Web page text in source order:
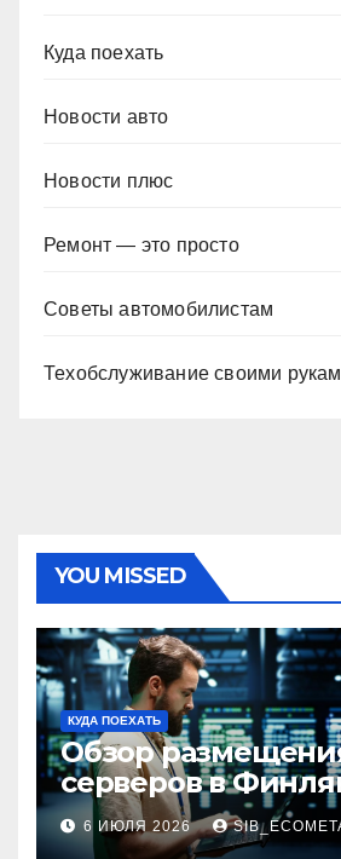
Куда поехать
Новости авто
Новости плюс
Ремонт — это просто
Советы автомобилистам
Техобслуживание своими
YOU MISSED
КУДА ПОЕХАТЬ
Обзор
серверов в
6 ИЮЛЯ 2026